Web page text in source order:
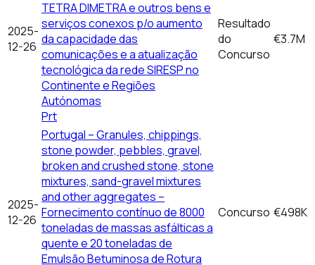
2025-
12-26
TETRA DIMETRA e outros bens e
serviços conexos p/o aumento
da capacidade das
comunicações e a atualização
tecnológica da rede SIRESP no
Continente e Regiões
Autónomas
Prt
Resultado
do
Concurso
€3.7M
2025-
12-26
Portugal – Granules, chippings,
stone powder, pebbles, gravel,
broken and crushed stone, stone
mixtures, sand-gravel mixtures
and other aggregates –
Fornecimento contínuo de 8000
toneladas de massas asfálticas a
quente e 20 toneladas de
Emulsão Betuminosa de Rotura
Concurso €498K